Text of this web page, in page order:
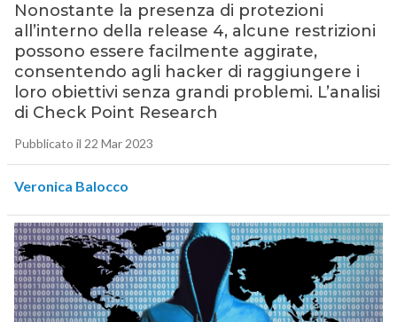
Nonostante la presenza di protezioni
all’interno della release 4, alcune restrizioni
possono essere facilmente aggirate,
consentendo agli hacker di raggiungere i
loro obiettivi senza grandi problemi. L’analisi
di Check Point Research
Pubblicato il 22 Mar 2023
Veronica Balocco